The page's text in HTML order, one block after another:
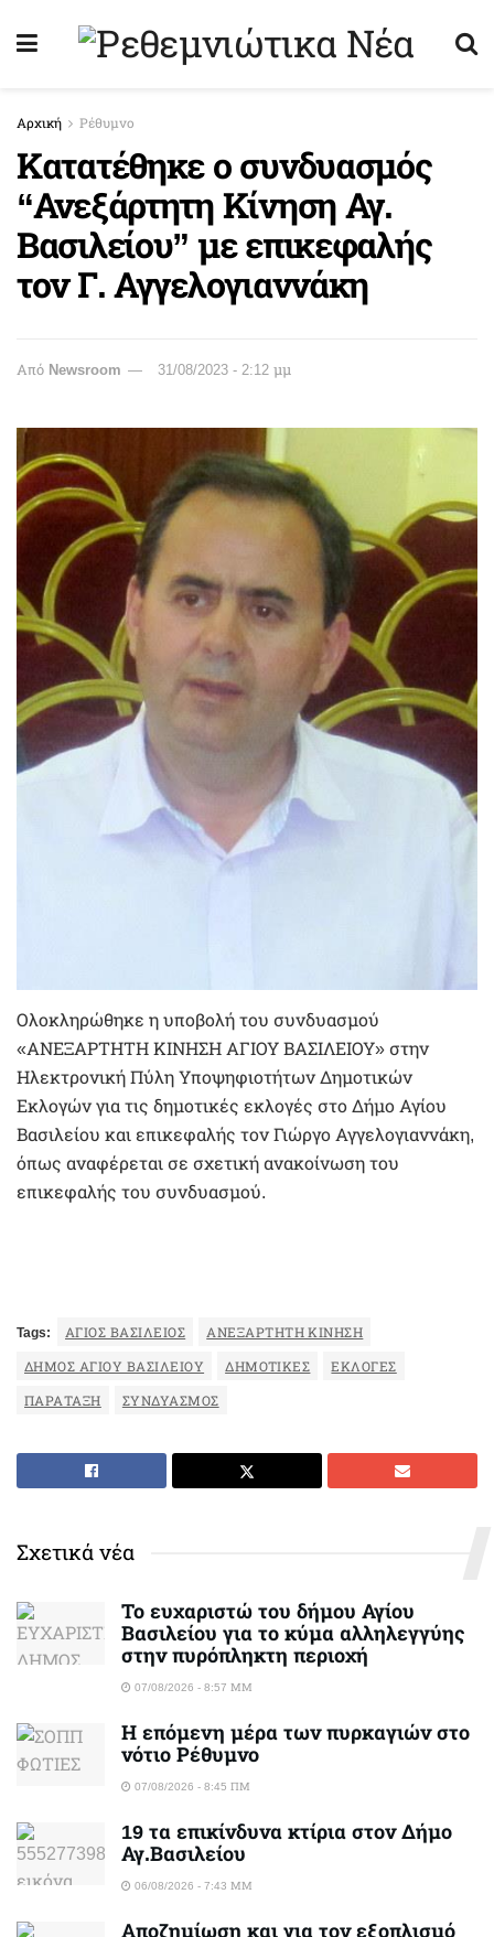
Αρχική Ρέθυμνο
Κατατέθηκε ο συνδυασμός
“Ανεξάρτητη Κίνηση Αγ.
Βασιλείου” με επικεφαλής
τον Γ. Αγγελογιαννάκη
Από Newsroom 31/08/2023 - 2:12 μμ
Ολοκληρώθηκε η υποβολή του συνδυασμού
«ΑΝΕΞΑΡΤΗΤΗ ΚΙΝΗΣΗ ΑΓΙΟΥ ΒΑΣΙΛΕΙΟΥ» στην
Ηλεκτρονική Πύλη Υποψηφιοτήτων Δημοτικών
Εκλογών για τις δημοτικές εκλογές στο Δήμο Αγίου
Βασιλείου και επικεφαλής τον Γιώργο Αγγελογιαννάκη,
όπως αναφέρεται σε σχετική ανακοίνωση του
επικεφαλής του συνδυασμού.
Tags: ΆΓΙΟΣ ΒΑΣΊΛΕΙΟΣ ΑΝΕΞΆΡΤΗΤΗ ΚΊΝΗΣΗ
ΔΉΜΟΣ ΑΓΊΟΥ ΒΑΣΙΛΕΊΟΥ ΔΗΜΟΤΙΚΈΣ ΕΚΛΟΓΈΣ
ΠΑΡΆΤΑΞΗ ΣΥΝΔΥΑΣΜΌΣ
Σχετικά νέα
Το ευχαριστώ του δήμου Αγίου
Βασιλείου για το κύμα αλληλεγγύης
στην πυρόπληκτη περιοχή
07/08/2026 - 8:57 ΜΜ
Η επόμενη μέρα των πυρκαγιών στο
νότιο Ρέθυμνο
07/08/2026 - 8:45 ΠΜ
19 τα επικίνδυνα κτίρια στον Δήμο
Αγ.Βασιλείου
06/08/2026 - 7:43 ΜΜ
Αποζημίωση και για τον εξοπλισμό